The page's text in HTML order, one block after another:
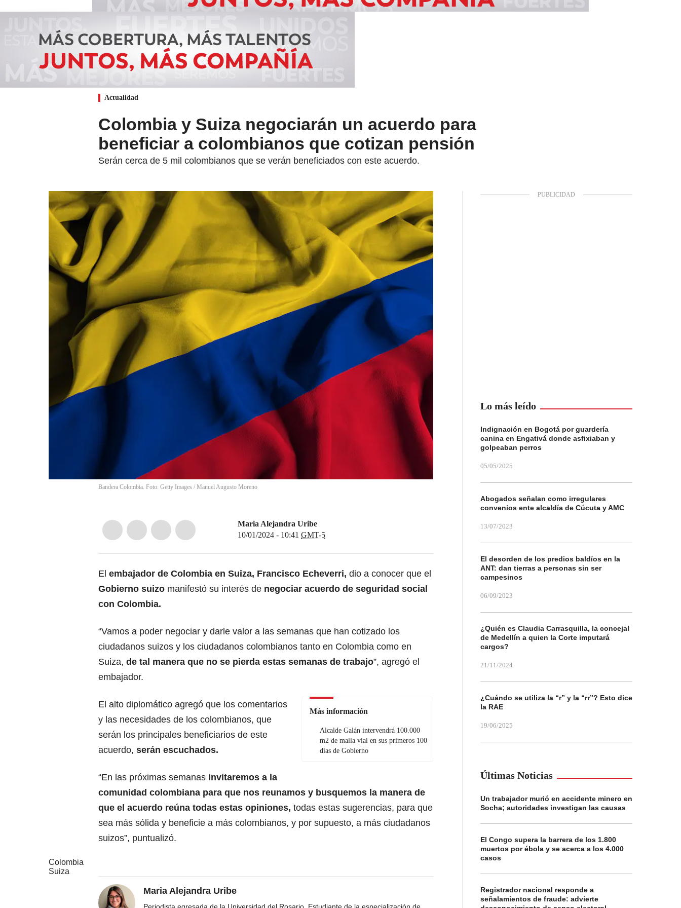
Actualidad
Colombia y Suiza negociarán un acuerdo para
beneficiar a colombianos que cotizan pensión
Serán cerca de 5 mil colombianos que se verán beneficiados con este acuerdo.
Bandera Colombia. Foto: Getty Images / Manuel Augusto Moreno
Maria Alejandra Uribe
10/01/2024 - 10:41 GMT-5
El embajador de Colombia en Suiza, Francisco Echeverri, dio a conocer que el
Gobierno suizo manifestó su interés de negociar acuerdo de seguridad social
con Colombia.
“Vamos a poder negociar y darle valor a las semanas que han cotizado los
ciudadanos suizos y los ciudadanos colombianos tanto en Colombia como en
Suiza, de tal manera que no se pierda estas semanas de trabajo”, agregó el
embajador.
Más información
Alcalde Galán intervendrá 100.000
m2 de malla vial en sus primeros 100
días de Gobierno
El alto diplomático agregó que los comentarios
y las necesidades de los colombianos, que
serán los principales beneficiarios de este
acuerdo, serán escuchados.
“En las próximas semanas invitaremos a la
comunidad colombiana para que nos reunamos y busquemos la manera de
que el acuerdo reúna todas estas opiniones, todas estas sugerencias, para que
sea más sólida y beneficie a más colombianos, y por supuesto, a más ciudadanos
suizos”, puntualizó.
Colombia
Suiza
Maria Alejandra Uribe
Lo más leído
Indignación en Bogotá por guardería
canina en Engativá donde asfixiaban y
golpeaban perros
05/05/2025
Abogados señalan como irregulares
convenios ente alcaldía de Cúcuta y AMC
13/07/2023
El desorden de los predios baldíos en la
ANT: dan tierras a personas sin ser
campesinos
06/09/2023
¿Quién es Claudia Carrasquilla, la concejal
de Medellín a quien la Corte imputará
cargos?
21/11/2024
¿Cuándo se utiliza la “r” y la “rr”? Esto dice
la RAE
19/06/2025
Últimas Noticias
Un trabajador murió en accidente minero en
Socha; autoridades investigan las causas
El Congo supera la barrera de los 1.800
muertos por ébola y se acerca a los 4.000
casos
Registrador nacional responde a
señalamientos de fraude: advierte